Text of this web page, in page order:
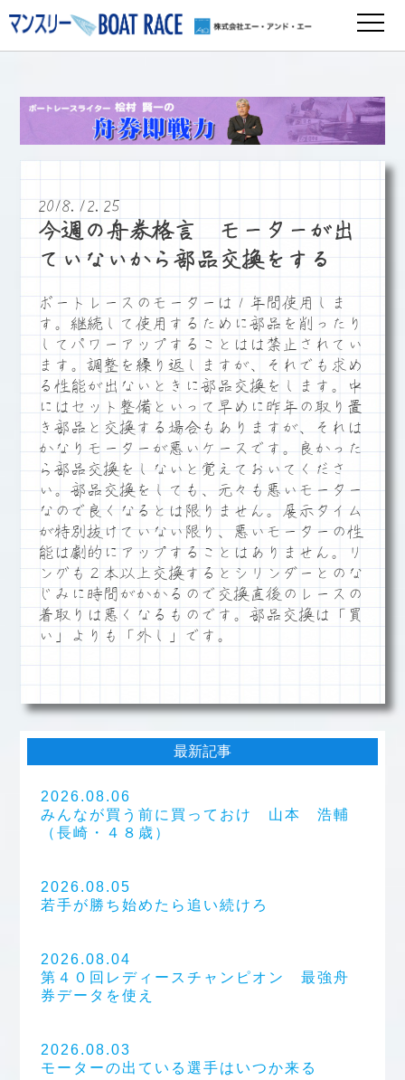
2018.12.25
今週の舟券格言 モーターが出
ていないから部品交換をする
ボートレースのモーターは１年間使用しま
す。継続して使用するために部品を削ったり
してパワーアップすることはは禁止されてい
ます。調整を繰り返しますが、それでも求め
る性能が出ないときに部品交換をします。中
にはセット整備といって早めに昨年の取り置
き部品と交換する場合もありますが、それは
かなりモーターが悪いケースです。良かった
ら部品交換をしないと覚えておいてくださ
い。部品交換をしても、元々も悪いモーター
なので良くなるとは限りません。展示タイム
が特別抜けていない限り、悪いモーターの性
能は劇的にアップすることはありません。リ
ングも２本以上交換するとシリンダーとのな
じみに時間がかかるので交換直後のレースの
着取りは悪くなるものです。部品交換は「買
い」よりも「外し」です。
最新記事
2026.08.06
みんなが買う前に買っておけ 山本 浩輔
（長崎・４８歳）
2026.08.05
若手が勝ち始めたら追い続けろ
2026.08.04
第４０回レディースチャンピオン 最強舟
券データを使え
2026.08.03
モーターの出ている選手はいつか来る